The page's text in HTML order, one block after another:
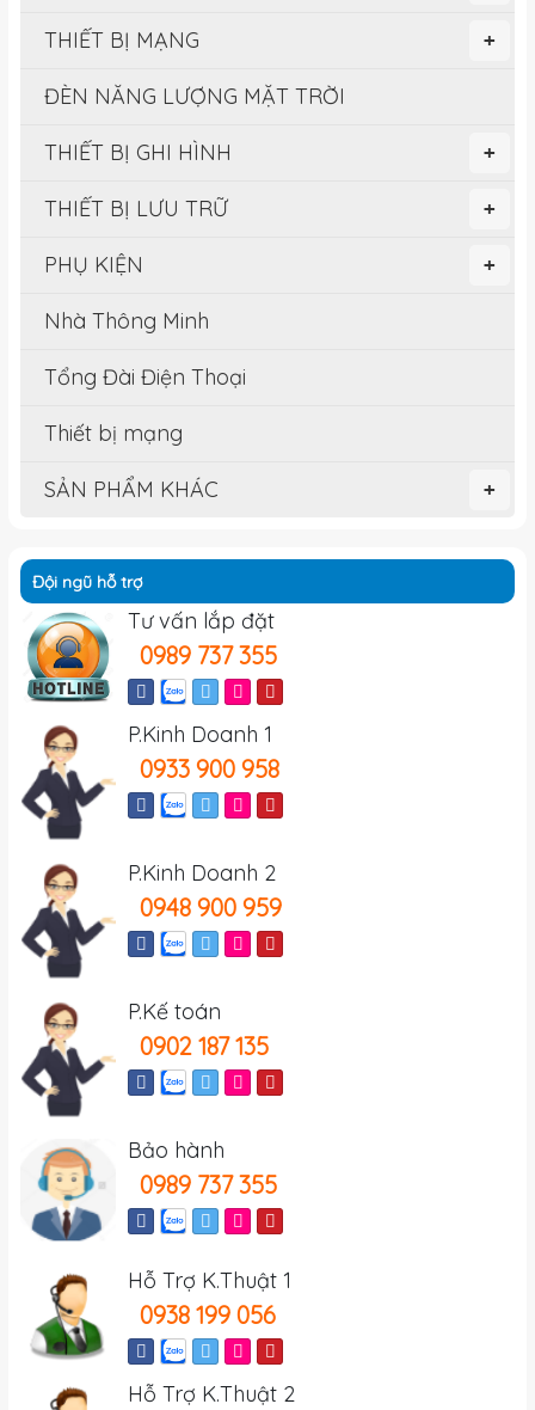
+
THIẾT BỊ MẠNG
ĐÈN NĂNG LƯỢNG MẶT TRỜI
+
THIẾT BỊ GHI HÌNH
+
THIẾT BỊ LƯU TRỮ
+
PHỤ KIỆN
Nhà Thông Minh
Tổng Đài Điện Thoại
Thiết bị mạng
+
SẢN PHẨM KHÁC
Đội ngũ hỗ trợ
Tư vấn lắp đặt
0989 737 355
P.Kinh Doanh 1
0933 900 958
P.Kinh Doanh 2
0948 900 959
P.Kế toán
0902 187 135
Bảo hành
0989 737 355
Hỗ Trợ K.Thuật 1
0938 199 056
Hỗ Trợ K.Thuật 2